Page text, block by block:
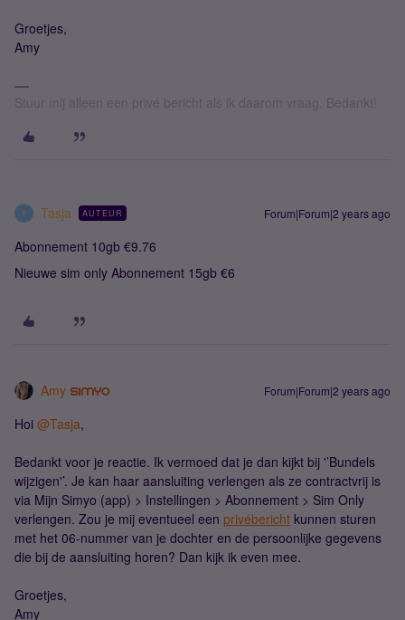
Groetjes,
Amy
Stuur mij alleen een privé bericht als ik daarom vraag. Bedankt!
T Tasja AUTEUR Forum|Forum|2 years ago
Abonnement 10gb €9.76
Nieuwe sim only Abonnement 15gb €6
Amy Forum|Forum|2 years ago
Hoi @Tasja,
Bedankt voor je reactie. Ik vermoed dat je dan kijkt bij '’Bundels
wijzigen'’. Je kan haar aansluiting verlengen als ze contractvrij is
via Mijn Simyo (app) > Instellingen > Abonnement > Sim Only
verlengen. Zou je mij eventueel een privébericht kunnen sturen
met het 06-nummer van je dochter en de persoonlijke gegevens
die bij de aansluiting horen? Dan kijk ik even mee.
Groetjes,
Amy